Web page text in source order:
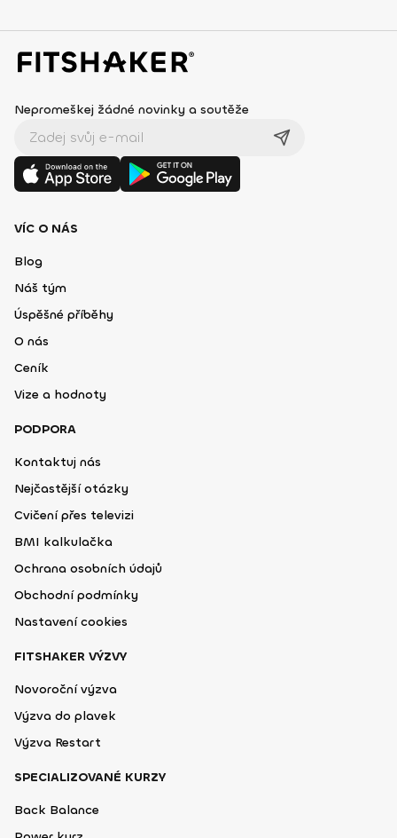
Nepromeškej žádné novinky a soutěže
VÍC O NÁS
Blog
Náš tým
Úspěšné příběhy
O nás
Ceník
Vize a hodnoty
PODPORA
Kontaktuj nás
Nejčastější otázky
Cvičení přes televizi
BMI kalkulačka
Ochrana osobních údajů
Obchodní podmínky
Nastavení cookies
FITSHAKER VÝZVY
Novoroční výzva
Výzva do plavek
Výzva Restart
SPECIALIZOVANÉ KURZY
Back Balance